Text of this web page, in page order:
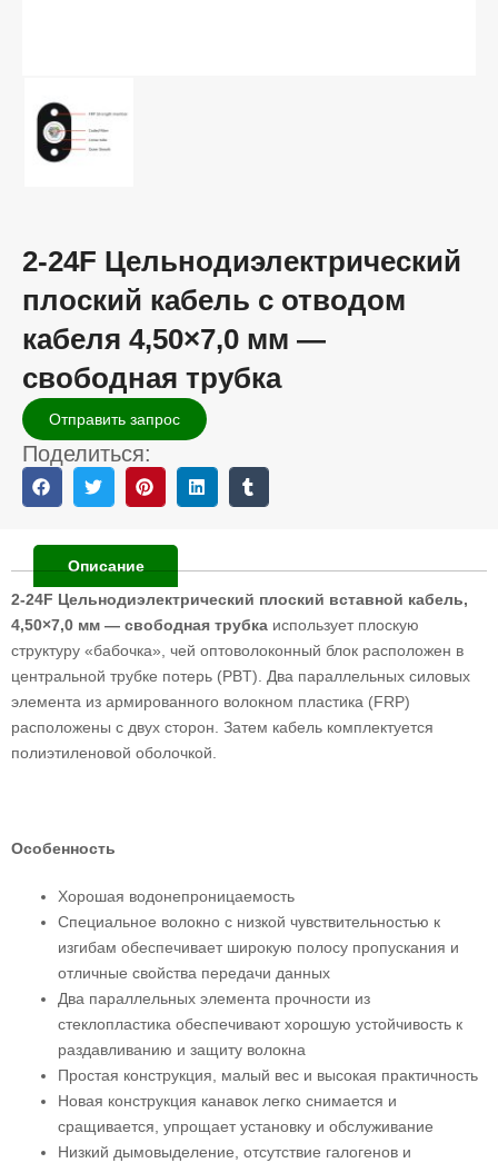
2-24F Цельнодиэлектрический
плоский кабель с отводом
кабеля 4,50×7,0 мм —
свободная трубка
Отправить запрос
Поделиться:
Описание
2-24F Цельнодиэлектрический плоский вставной кабель,
4,50×7,0 мм — свободная трубка использует плоскую
структуру «бабочка», чей оптоволоконный блок расположен в
центральной трубке потерь (PBT). Два параллельных силовых
элемента из армированного волокном пластика (FRP)
расположены с двух сторон. Затем кабель комплектуется
полиэтиленовой оболочкой.
Особенность
Хорошая водонепроницаемость
Специальное волокно с низкой чувствительностью к
изгибам обеспечивает широкую полосу пропускания и
отличные свойства передачи данных
Два параллельных элемента прочности из
стеклопластика обеспечивают хорошую устойчивость к
раздавливанию и защиту волокна
Простая конструкция, малый вес и высокая практичность
Новая конструкция канавок легко снимается и
сращивается, упрощает установку и обслуживание
Низкий дымовыделение, отсутствие галогенов и